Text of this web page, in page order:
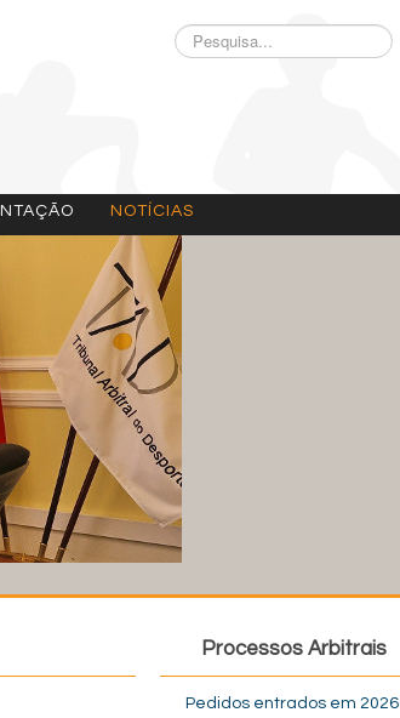
Pesquisa...
NOTÍCIAS
Processos Arbitrais
Pedidos entrados em 2026